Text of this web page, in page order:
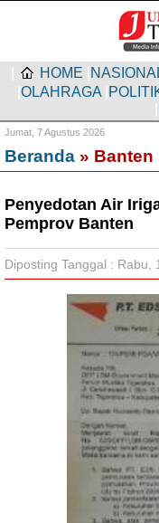
HOME
OLAHRAGA
Jumat, 7 Agustus 2026
Beranda » Banten
Penyedotan Air
Pemprov Banten
Diposting Tanggal : Rabu,